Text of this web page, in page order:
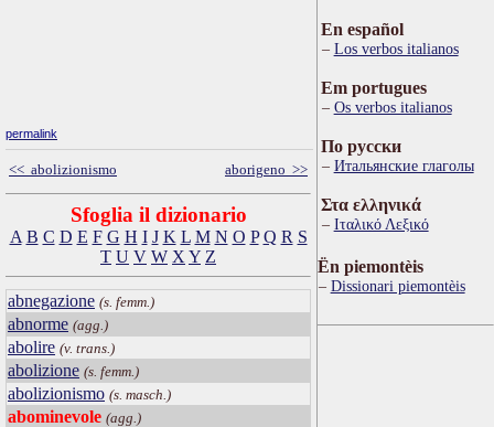
permalink
<< abolizionismo aborigeno >>
Sfoglia il dizionario
A B C D E F G H I J K L M N O P Q R S
T U V W X Y Z
abnegazione (s. femm.)
abnorme (agg.)
abolire (v. trans.)
abolizione (s. femm.)
abolizionismo (s. masch.)
abominevole (agg.)
En español
Los verbos italianos
Em portugues
Os verbos italianos
По русски
Итальянские глаголы
Στα ελληνικά
Ιταλικό Λεξικό
Ën piemontèis
Dissionari piemontèis